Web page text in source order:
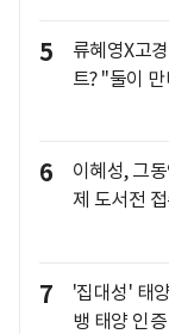
5
류혜영X고
트? "둘이
6
이혜성, 그
제 도서전
7
'집대성' 태
뱅 태양 인